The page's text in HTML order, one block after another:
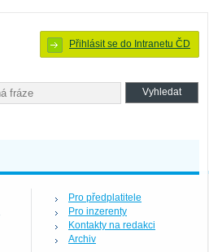
Přihlásit se do Intranetu ČD
Pro předplatitele
Pro inzerenty
Kontakty na redakci
Archiv